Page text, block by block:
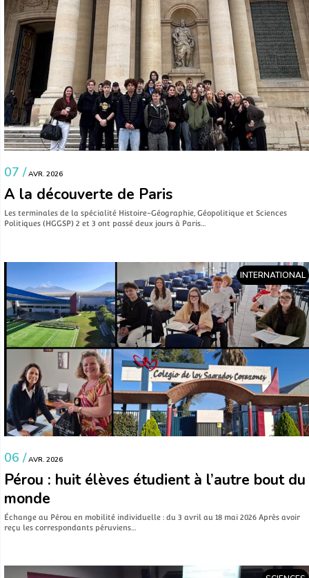
07 / AVR. 2026
A la découverte de Paris
Les terminales de la spécialité Histoire-Géographie, Géopolitique et Sciences
Politiques (HGGSP) 2 et 3 ont passé deux jours à Paris…
INTERNATIONAL
06 / AVR. 2026
Pérou : huit élèves étudient à l’autre bout du
monde
Échange au Pérou en mobilité individuelle : du 3 avril au 18 mai 2026 Après avoir
reçu les correspondants péruviens…